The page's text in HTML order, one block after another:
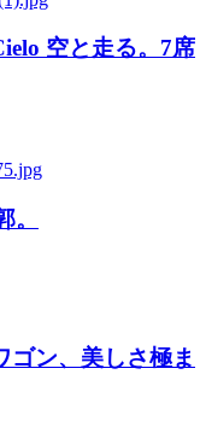
空と走る。7席
ン、美しさ極ま